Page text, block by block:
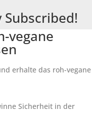
Subscribed!
vegane
erhalte das roh-vegane
Sicherheit in der